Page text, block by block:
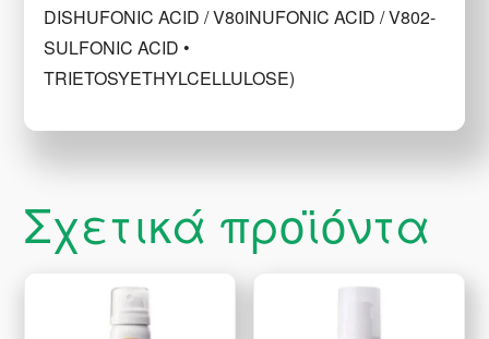
DISHUFONIC ACID / V80INUFONIC ACID / V802-
SULFONIC ACID •
TRIETOSYETHYLCELLULOSE)
Σχετικά προϊόντα